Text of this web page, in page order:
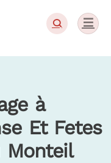
à
Et Fetes
Monteil